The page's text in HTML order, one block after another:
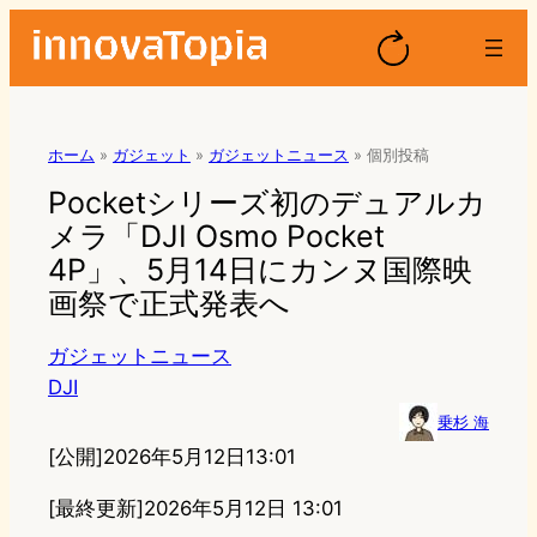
ホーム » ガジェット » ガジェットニュース » 個別投稿
Pocketシリーズ初のデュアルカ
メラ「DJI Osmo Pocket
4P」、5月14日にカンヌ国際映
画祭で正式発表へ
ガジェットニュース
DJI
乗杉 海
[公開]2026年5月12日13:01
[最終更新]2026年5月12日 13:01